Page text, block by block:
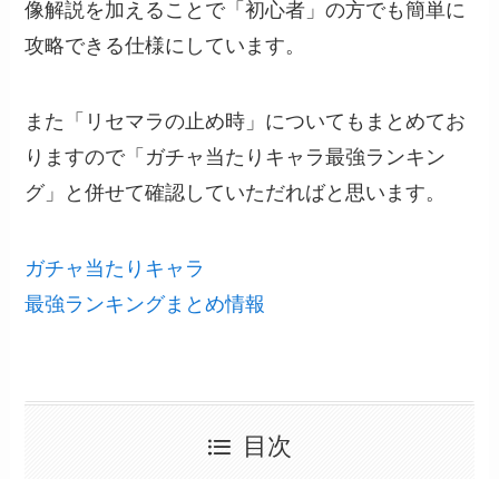
像解説を加えることで「初心者」の方でも簡単に
攻略できる仕様にしています。
また「リセマラの止め時」についてもまとめてお
りますので「ガチャ当たりキャラ最強ランキン
グ」と併せて確認していただればと思います。
ガチャ当たりキャラ
最強ランキングまとめ情報
目次